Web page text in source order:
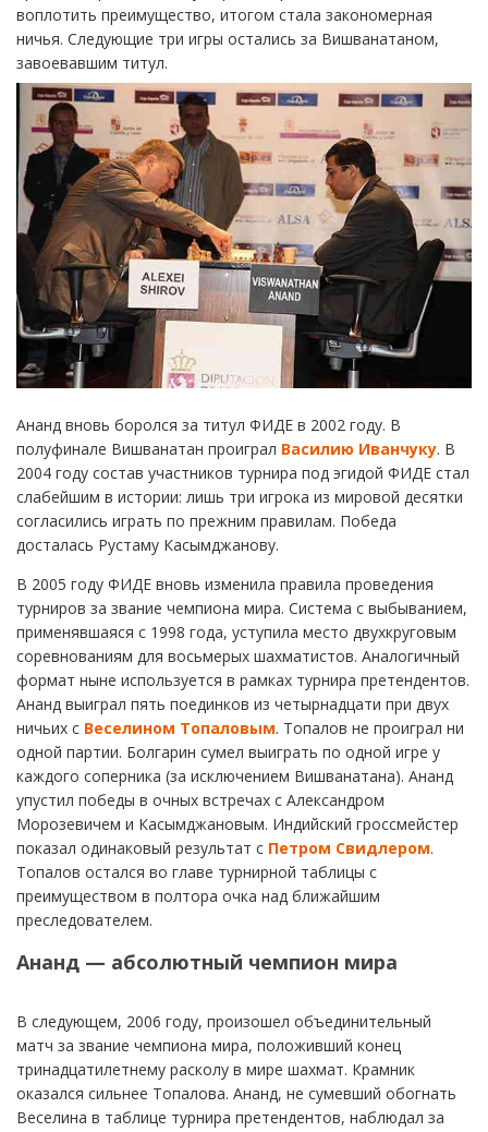
воплотить преимущество, итогом стала закономерная
ничья. Следующие три игры остались за Вишванатаном,
завоевавшим титул.
Ананд вновь боролся за титул ФИДЕ в 2002 году. В
полуфинале Вишванатан проиграл Василию Иванчуку. В
2004 году состав участников турнира под эгидой ФИДЕ стал
слабейшим в истории: лишь три игрока из мировой десятки
согласились играть по прежним правилам. Победа
досталась Рустаму Касымджанову.
В 2005 году ФИДЕ вновь изменила правила проведения
турниров за звание чемпиона мира. Система с выбыванием,
применявшаяся с 1998 года, уступила место двухкруговым
соревнованиям для восьмерых шахматистов. Аналогичный
формат ныне используется в рамках турнира претендентов.
Ананд выиграл пять поединков из четырнадцати при двух
ничьих с Веселином Топаловым. Топалов не проиграл ни
одной партии. Болгарин сумел выиграть по одной игре у
каждого соперника (за исключением Вишванатана). Ананд
упустил победы в очных встречах с Александром
Морозевичем и Касымджановым. Индийский гроссмейстер
показал одинаковый результат с Петром Свидлером.
Топалов остался во главе турнирной таблицы с
преимуществом в полтора очка над ближайшим
преследователем.
Ананд — абсолютный чемпион мира
В следующем, 2006 году, произошел объединительный
матч за звание чемпиона мира, положивший конец
тринадцатилетнему расколу в мире шахмат. Крамник
оказался сильнее Топалова. Ананд, не сумевший обогнать
Веселина в таблице турнира претендентов, наблюдал за